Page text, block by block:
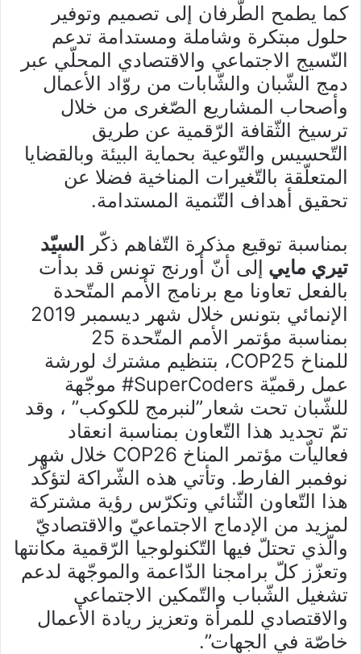
كما يطمح الطّرفان إلى تصميم وتوفير
حلول مبتكرة وشاملة ومستدامة تدعم
النّسيج الاجتماعي والاقتصادي المحلّي عبر
دمج الشّبان والشّابات من روّاد الأعمال
وأصحاب المشاريع الصّغرى من خلال
ترسيخ الثّقافة الرّقمية عن طريق
التّحسيس والتّوعية بحماية البيئة وبالقضايا
المتعلّقة بالتّغيرات المناخية فضلا عن
تحقيق أهداف التّنمية المستدامة.
بمناسبة توقيع مذكرة التّفاهم ذكّر
السيّد
تيري مايي إلى أنّ أورنج تونس قد بدأت
بالفعل تعاونا مع برنامج الأمم المتّحدة
الإنمائي بتونس خلال شهر ديسمبر 2019
بمناسبة مؤتمر الأمم المتّحدة 25
للمناخ COP25، بتنظيم مشترك لورشة
عمل رقميّة SuperCoders# موجّهة
للشّبان تحت شعار”لنبرمج للكوكب” ، وقد
تمّ تجديد هذا التّعاون بمناسبة انعقاد
فعالياّت مؤتمر المناخ COP26 خلال شهر
نوفمبر الفارط. وتأتي هذه الشّراكة لتؤكّد
هذا التّعاون الثّنائي وتكرّس رؤية مشتركة
لمزيد من الإدماج الاجتماعيّ والاقتصاديّ
والّذي تحتلّ فيها التّكنولوجيا الرّقمية مكانتها
وتعزّز كلّ برامجنا الدّاعمة والموجّهة لدعم
تشغيل الشّباب والتّمكين الاجتماعي
والاقتصادي للمرأة وتعزيز ريادة الأعمال
خاصّة في الجهات”.